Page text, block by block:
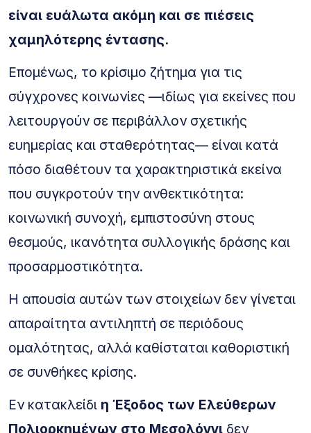
είναι ευάλωτα ακόμη και σε πιέσεις
χαμηλότερης έντασης.
Επομένως, το κρίσιμο ζήτημα για τις
σύγχρονες κοινωνίες —ιδίως για εκείνες που
λειτουργούν σε περιβάλλον σχετικής
ευημερίας και σταθερότητας— είναι κατά
πόσο διαθέτουν τα χαρακτηριστικά εκείνα
που συγκροτούν την ανθεκτικότητα:
κοινωνική συνοχή, εμπιστοσύνη στους
θεσμούς, ικανότητα συλλογικής δράσης και
προσαρμοστικότητα.
Η απουσία αυτών των στοιχείων δεν γίνεται
απαραίτητα αντιληπτή σε περιόδους
ομαλότητας, αλλά καθίσταται καθοριστική
σε συνθήκες κρίσης.
Εν κατακλείδι η Έξοδος των Ελεύθερων
Πολιορκημένων στο Μεσολόγγι δεν